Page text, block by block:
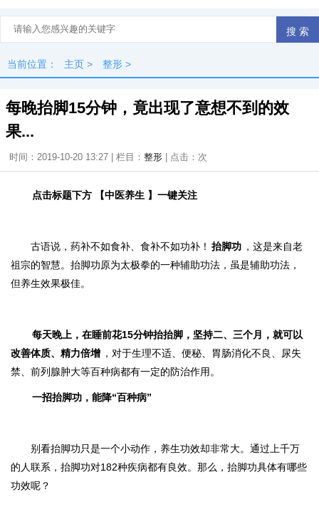
当前位置： 主页 > 整形 >
每晚抬脚15分钟，竟出现了意想不到的效
果...
时间：2019-10-20 13:27 | 栏目： 整形 | 点击： 次
点击标题下方 【中医养生 】一键关注
古语说，药补不如食补、食补不如功补！ 抬脚功 ，这是来自老
祖宗的智慧。抬脚功原为太极拳的一种辅助功法，虽是辅助功法，
但养生效果极佳。
每天晚上，在睡前花15分钟抬抬脚，坚持二、三个月，就可以
改善体质、精力倍增 ，对于生理不适、便秘、胃肠消化不良、尿失
禁、前列腺肿大等百种病都有一定的防治作用。
一招抬脚功，能降“百种病”
别看抬脚功只是一个小动作，养生功效却非常大。通过上千万
的人联系，抬脚功对182种疾病都有良效。那么，抬脚功具体有哪些
功效呢？